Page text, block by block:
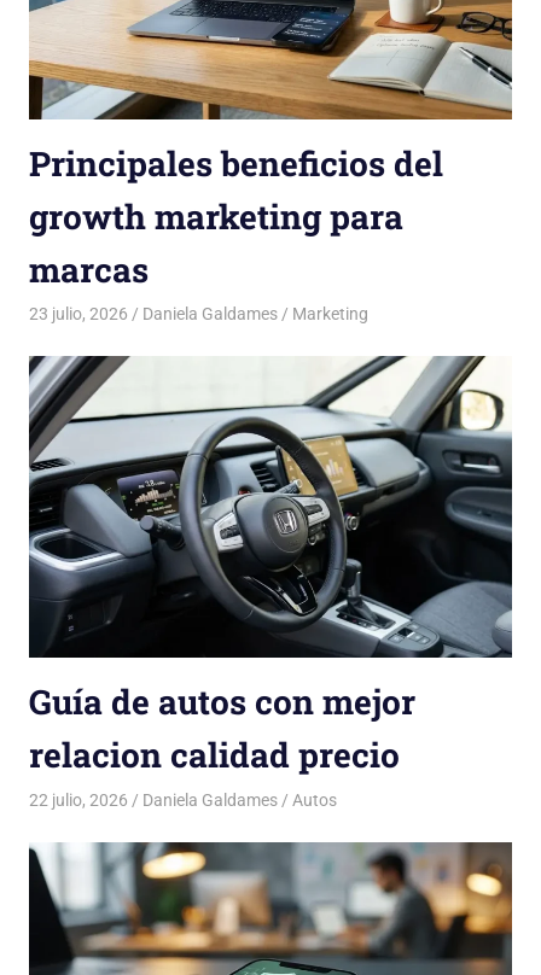
Principales beneficios del
growth marketing para
marcas
23 julio, 2026 Daniela Galdames Marketing
Guía de autos con mejor
relacion calidad precio
22 julio, 2026 Daniela Galdames Autos